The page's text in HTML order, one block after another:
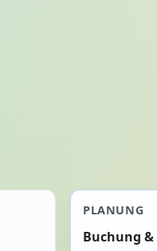
PLANUNG
Buchung